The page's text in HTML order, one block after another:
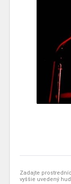
Zadajte
vyššie uvedený